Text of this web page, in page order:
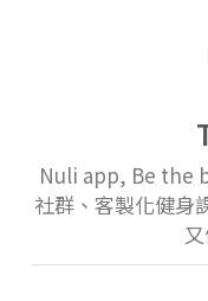
Nuli app, Be the
社群、客製化健身